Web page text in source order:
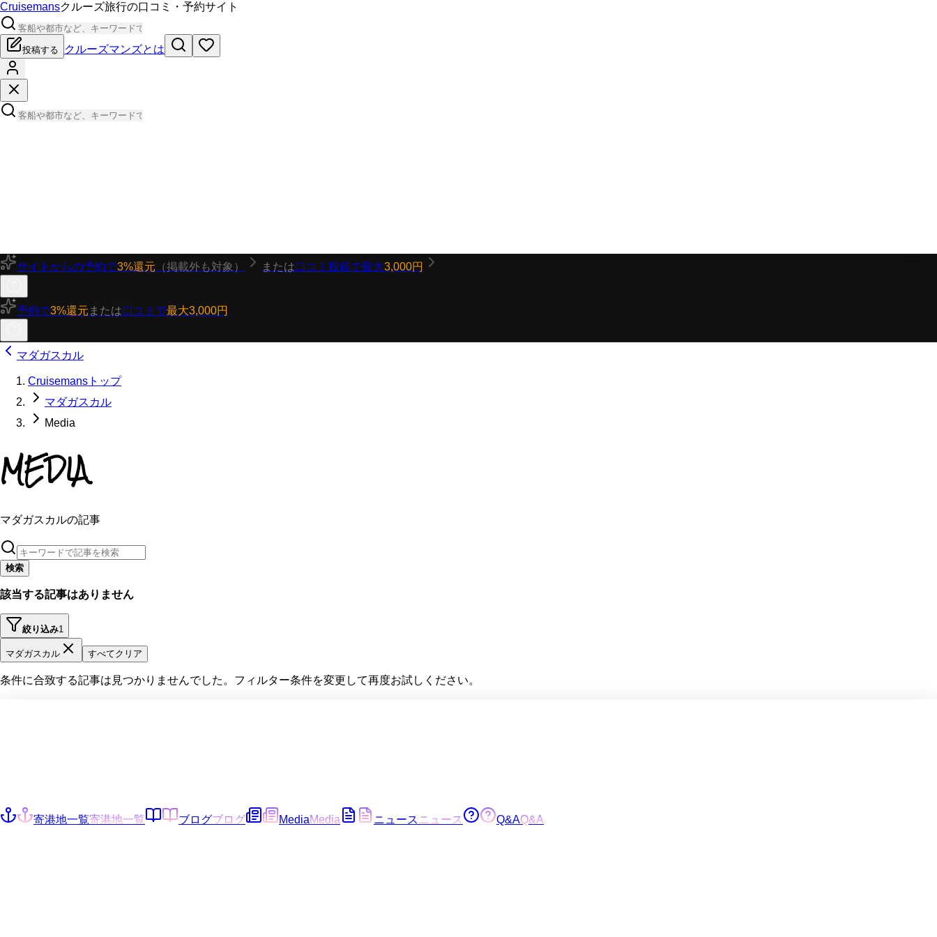
Cruisemansクルーズ旅行の口コミ・予約サイト
投稿する クルーズマンズとは
サイトからの予約で3%還元 （掲載外も対象） または口コミ投稿で最大3,000円
予約で3%還元 または口コミで最大3,000円
マダガスカル
Cruisemansトップ
マダガスカル
Media
MEDIA
マダガスカルの記事
検索
該当する記事はありません
絞り込み1
マダガスカル すべてクリア
条件に合致する記事は見つかりませんでした。フィルター条件を変更して再度お試しください。
寄港地一覧寄港地一覧 ブログブログ MediaMedia ニュース ニュース Q&AQ&A